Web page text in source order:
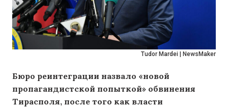
Tudor Mardei | NewsMaker
Бюро реинтеграции назвало «новой
пропагандистской попыткой» обвинения
Тирасполя, после того как власти